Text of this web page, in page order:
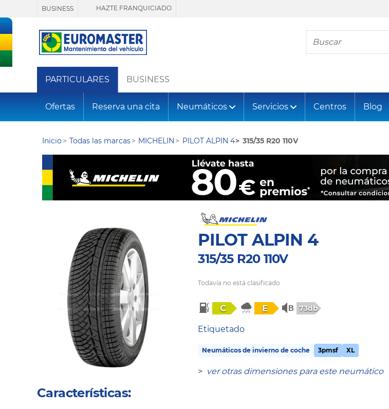
BUSINESS HAZTE FRANQUICIADO
Busca tu neumático
PARTICULARES BUSINESS
Ofertas Reserva una cita Neumáticos Servicios Centros Blog
Inicio Todas las marcas MICHELIN PILOT ALPIN 4 315/35 R20 110V
PILOT ALPIN 4
315/35 R20 110V
Todavía no está clasificado
C E 73db
Etiquetado
Neumáticos de invierno de coche 3pmsf XL
> ver otras dimensiones para este neumático
Características: